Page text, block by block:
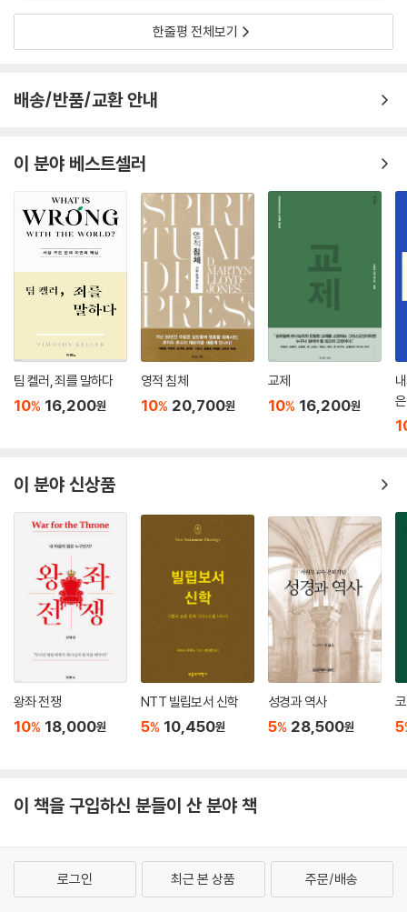
말씀으로 더 깊이 이끌어 주었기에 나는 열심히 청취해 왔다. 파이퍼 목사
는 매우 폭넓은 주제들에 대해 지혜롭게 대답해 주었기에, 나는 항상 과거
기 있었던 750편의 에피소드를 수십 개의 주제로 묶어 하나의 안내서로
트 청취자로서 이보다 더 기쁠 수 없다. 레인키가 이 백과사전을 편찬하고,
10년이 넘도록 미국에서 가장 사랑받는 신학자의 말씀을 찾아내고 기록해
우리가 모두 더 풍성한 유익을 얻게 도와준 것에 감사한다!
- 조니 에어크슨 타다 (조니 앤 프렌즈 국제장애인센터 설립자 겸 대표)
이 책은 기독교인의 삶에서 마주하는 수백 가지 도전과 딜레마에 대한 존
파이퍼 목사의 답변을 정리한 놀라운 업적이다. 마르틴 루터를 연상시키는
현대판 『탁상담화』(Table Talk)인 이 책은 성경에 깊이 잠긴 목회자가 시
의적절하고 영원한 문제들을 다루는 탁상에서 나누는 대화와 같다. 모든
답변에 동의하지는 않을 것이다. 나도 그랬다. 하지만 이 책의 가치는 내가
생명의 말씀이 담긴 그 책장들을 더 깊이 상고하게 한다는 점이다. 이 지혜
- 트레빈 왁스 (북미선교부 연구자원 부대표, 시더빌 대학교 초빙교수, The Thrill
of Orthodoxy, Rethink Your Self, This is Our Time의 저자)
‘Ask Pastor John’ 팟캐스트는 수년 간 내게 목회적 격려와 실제적 도움
을 주는 저수지였다. 이와 같은 것은 없다. 예수님 안에서의 기쁨을 진지하
게 추구한다면, 이 책장들을 넘기며 삶의 가장 중요한 질문에 대한 접근하
기 쉽고 하나님 중심적인 답변을 발견할 것이다. 이 책은 탁월하게 구성되
었으며, 레인키가 이룬 성과를 인정할 사람들이 매우 많을 것이다.
- 맷 스메서스트 (리치몬드 리버 시티 침례교회 담임목사, Before You Open Yo
ur Bible, Before You Share Your Fairh 저자)
한줄평 전체보기
배송/반품/교환 안내
이 분야 베스트셀러
팀 켈러, 죄를 말하다
10% 16,200원
영적 침체
10% 20,700원
교제
10% 16,200원
이 분야 신상품
왕좌 전쟁
10% 18,000원
NTT 빌립보서 신학
5% 10,450원
성경과 역사
5% 28,500원 5
이 책을 구입하신 분들이 산 분야 책
로그인 최근 본 상품 주문/배송